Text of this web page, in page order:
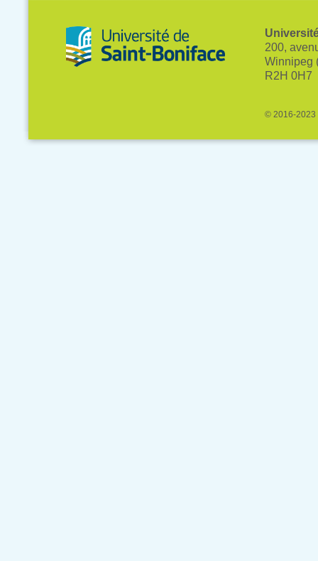
200,
Winnipeg
R2H 0H7
© 2016-2023